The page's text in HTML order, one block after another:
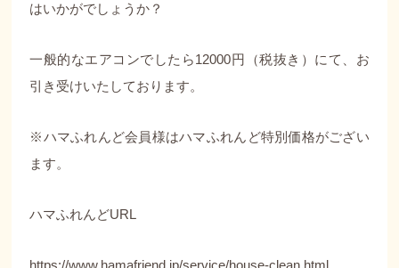
はいかがでしょうか？
一般的なエアコンでしたら12000円（税抜き）にて、お
引き受けいたしております。
※ハマふれんど会員様はハマふれんど特別価格がござい
ます。
ハマふれんどURL
https://www.hamafriend.jp/service/house-clean.html